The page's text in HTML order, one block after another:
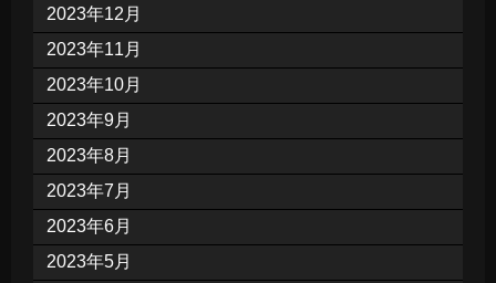
2023年12月
2023年11月
2023年10月
2023年9月
2023年8月
2023年7月
2023年6月
2023年5月